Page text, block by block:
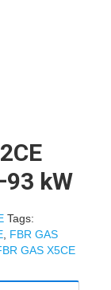
kW
Tags:
FBR GAS
GAS X5CE